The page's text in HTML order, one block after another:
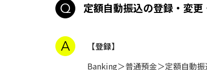
定額自動振込の登録・変
【登録】
Banking＞普通預金＞定額自動